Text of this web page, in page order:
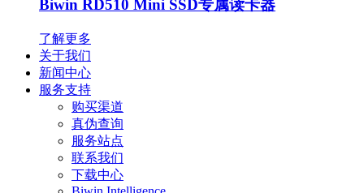
Biwin RD510 Mini SSD专属读卡器
了解更多
关于我们
新闻中心
服务支持
购买渠道
真伪查询
服务站点
联系我们
下载中心